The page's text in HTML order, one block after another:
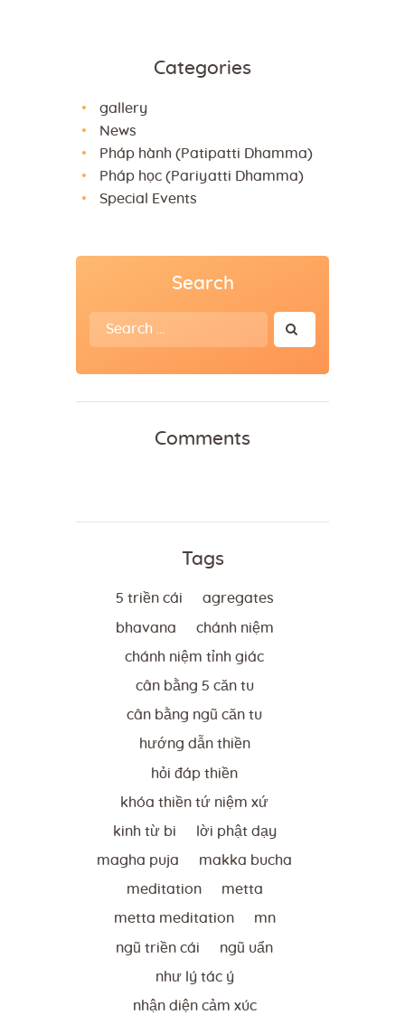
Categories
gallery
News
Pháp hành (Patipatti Dhamma)
Pháp học (Pariyatti Dhamma)
Special Events
Search
Search
for:
Comments
Tags
5 triền cái agregates
bhavana chánh niệm
chánh niệm tỉnh giác
cân bằng 5 căn tu
cân bằng ngũ căn tu
hướng dẫn thiền
hỏi đáp thiền
khóa thiền tứ niệm xứ
kinh từ bi lời phật dạy
magha puja makka bucha
meditation metta
metta meditation mn
ngũ triền cái ngũ uẩn
như lý tác ý
nhận diện cảm xúc